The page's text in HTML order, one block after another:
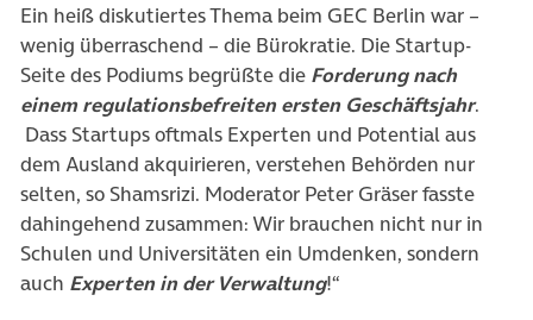
Ein heiß diskutiertes Thema beim GEC Berlin war –
wenig überraschend – die Bürokratie. Die Startup-
Seite des Podiums begrüßte die Forderung nach
einem regulationsbefreiten ersten Geschäftsjahr.
Dass Startups oftmals Experten und Potential aus
dem Ausland akquirieren, verstehen Behörden nur
selten, so Shamsrizi. Moderator Peter Gräser fasste
dahingehend zusammen: Wir brauchen nicht nur in
Schulen und Universitäten ein Umdenken, sondern
auch Experten in der Verwaltung!“